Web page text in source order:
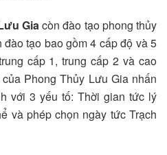
Giacòn đào tạo phong thủy
tạo bao gồm 4 cấp độ và 5
cấp 1, trung cấp 2 và cao
Phong Thủy Lưu Gia nhấn
với 3 yếu tố: Thời gian tức lý
và phép chọn ngày tức Trạch